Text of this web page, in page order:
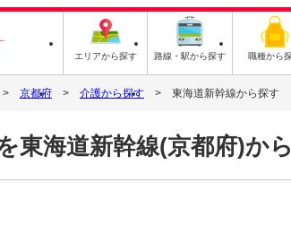
エリアから探す 路線・駅から探す 職種から
京都府 介護から探す 東海道新幹線から探す
東海道新幹線(京都府)か